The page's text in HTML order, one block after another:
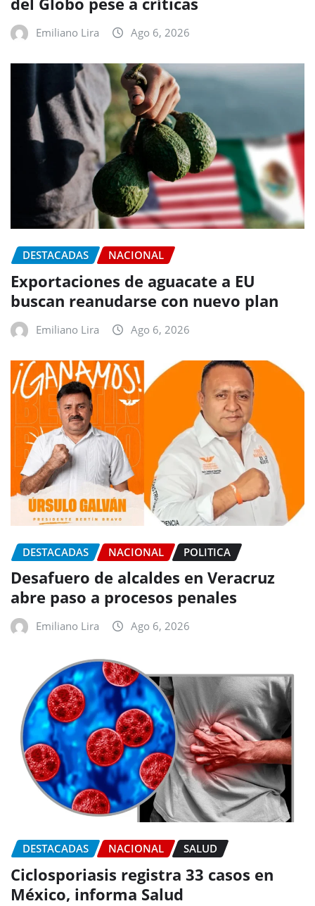
Emiliano Lira Ago 6, 2026
DESTACADAS NACIONAL
Exportaciones de aguacate a EU
buscan reanudarse con nuevo plan
Emiliano Lira Ago 6, 2026
DESTACADAS NACIONAL POLITICA
Desafuero de alcaldes en Veracruz
abre paso a procesos penales
Emiliano Lira Ago 6, 2026
DESTACADAS NACIONAL SALUD
Ciclosporiasis registra 33 casos en
México, informa Salud